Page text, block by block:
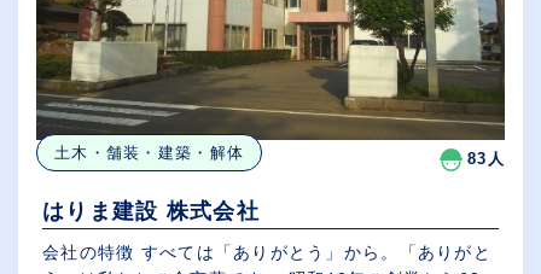
土木・舗装・建築・解体 83人
はりま建設 株式会社
会社の特徴 すべては「ありがとう」から。「ありがと